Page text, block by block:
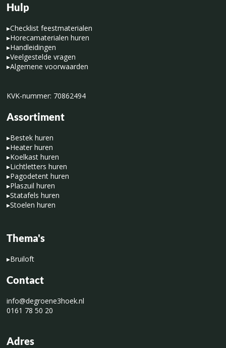
Hulp
▸Checklist feestmaterialen
▸Horecamaterialen huren
▸Handleidingen
▸Veelgestelde vragen
▸Algemene voorwaarden
KVK-nummer: 70862494
Assortiment
▸Bestek huren
▸Heater huren
▸Koelkast huren
▸Lichtletters huren
▸Pagodetent huren
▸Plaszuil huren
▸Statafels huren
▸Stoelen huren
Thema's
▸Bruiloft
Contact
info@degroene3hoek.nl
0161 78 50 20
Adres